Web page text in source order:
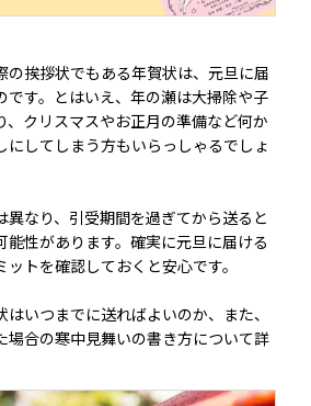
れたら？
遅れたお詫びを添える
の返事は避ける
す場合の文例
の挨拶状でもある年賀状は、元旦に届
です。とはいえ、年の瀬は大掃除や子
、クリスマスやお正月の準備など何か
にしてしまう方もいらっしゃるでしょ
異なり、引受期間を過ぎてから送ると
能性があります。確実に元旦に届ける
トを確認しておくと安心です。
いつまでに送ればよいのか、また、
場合の寒中見舞いの書き方について詳